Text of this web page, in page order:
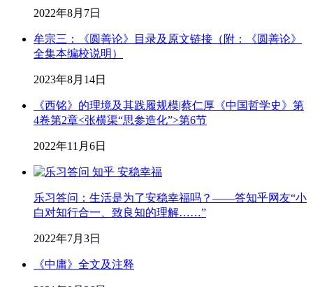
2022年8月7日
牟宗三：《圆善论》目录及原文链接（附：《圆善论》
全集本编校说明）
2023年8月14日
《西铭》的理境及其践履规模|蔡仁厚《中国哲学史》第
4卷第2章<张横渠“思参造化”>第6节
2022年11月6日
乐习答问：生活是为了安稳幸福吗？——答知乎网友“小
白对知行合一、致良知的理解……”
2022年7月3日
《中庸》全文及注释